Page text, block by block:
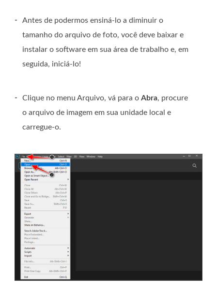
-
Antes de podermos ensiná-lo a diminuir o
tamanho do arquivo de foto, você deve baixar e
instalar o software em sua área de trabalho e, em
seguida, iniciá-lo!
- Clique no menu Arquivo, vá para o Abra, procure
o arquivo de imagem em sua unidade local e
carregue-o.